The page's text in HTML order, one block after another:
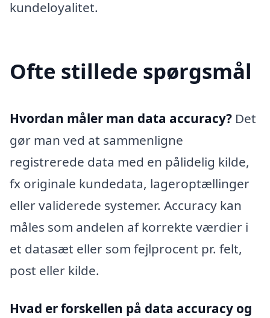
kundeloyalitet.
Ofte stillede spørgsmål
Hvordan måler man data accuracy? Det
gør man ved at sammenligne
registrerede data med en pålidelig kilde,
fx originale kundedata, lageroptællinger
eller validerede systemer. Accuracy kan
måles som andelen af korrekte værdier i
et datasæt eller som fejlprocent pr. felt,
post eller kilde.
Hvad er forskellen på data accuracy og